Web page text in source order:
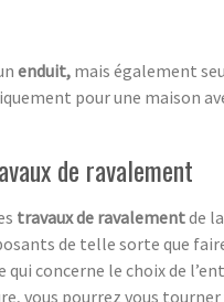
enduit, mais également
pour une maison
de ravalement
travaux de ravalementde la
de telle sorte que
concerne le choix de
vous pourrez vous